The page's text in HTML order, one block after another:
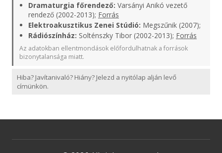
Dramaturgia főrendező: Varsányi Anikó vezető
rendező (2002-2013); Forrás
Elektroakusztikus Zenei Stúdió: Megszűnik (2007);
Rádiószínház: Solténszky Tibor (2002-2013); Forrás
Az adatokban ellentmondások előfordulhatnak a források
bizonytalansága miatt.
Hiba? Javítanivaló? Hiány? Jelezd a nyitólap alján levő
címünkön.